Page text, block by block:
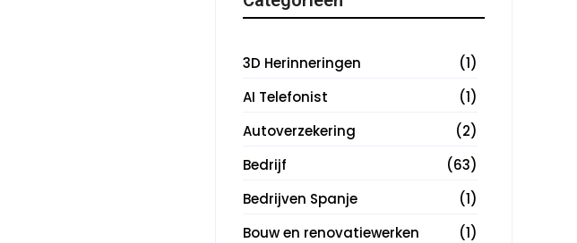
3D Herinneringen
(1)
AI Telefonist
(1)
Autoverzekering
(2)
Bedrijf
(63)
Bedrijven Spanje
(1)
Bouw en renovatiewerken
(1)